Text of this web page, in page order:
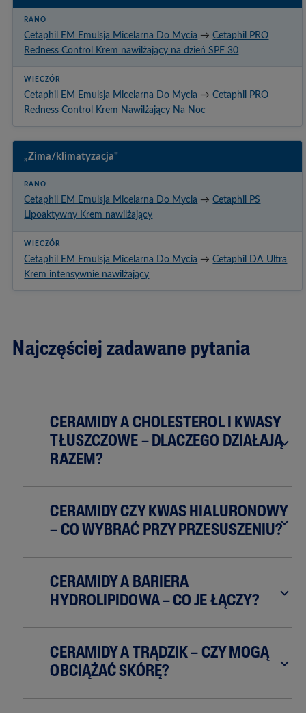
Cetaphil EM Emulsja Micelarna Do Mycia →Cetaphil PRO
Redness Control Krem nawilżający na dzień SPF 30
Cetaphil EM Emulsja Micelarna Do Mycia →Cetaphil PRO
Redness Control Krem Nawilżający Na Noc
„Zima/klimatyzacja"
Cetaphil EM Emulsja Micelarna Do Mycia →Cetaphil PS
Lipoaktywny Krem nawilżający
Cetaphil EM Emulsja Micelarna Do Mycia →Cetaphil DA Ultra
Krem intensywnie nawilżający
Najczęściej zadawane pytania
CERAMIDY A CHOLESTEROL I KWASY
TŁUSZCZOWE – DLACZEGO DZIAŁAJĄ
RAZEM?
CERAMIDY CZY KWAS HIALURONOWY
– CO WYBRAĆ PRZY PRZESUSZENIU?
CERAMIDY A BARIERA
HYDROLIPIDOWA – CO JE ŁĄCZY?
CERAMIDY A TRĄDZIK – CZY MOGĄ
OBCIĄŻAĆ SKÓRĘ?